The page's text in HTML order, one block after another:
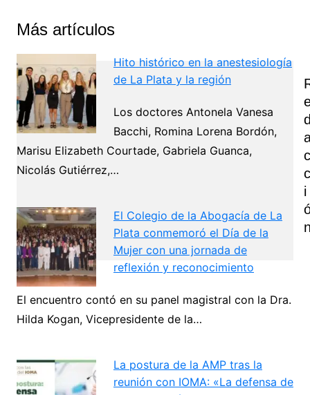
Más artículos
Hito histórico en la anestesiología
de La Plata y la región
Los doctores Antonela Vanesa
Bacchi, Romina Lorena Bordón,
Marisu Elizabeth Courtade, Gabriela Guanca,
Nicolás Gutiérrez,…
El Colegio de la Abogacía de La
Plata conmemoró el Día de la
Mujer con una jornada de
reflexión y reconocimiento
El encuentro contó en su panel magistral con la Dra.
Hilda Kogan, Vicepresidente de la…
La postura de la AMP tras la
reunión con IOMA: «La defensa de
I
Navegación
de